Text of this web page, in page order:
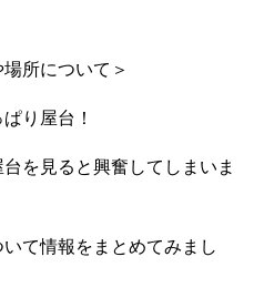
所について＞
り屋台！
を見ると興奮してしまいま
て情報をまとめてみまし